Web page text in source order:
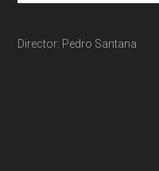
Director: Pedro Santana